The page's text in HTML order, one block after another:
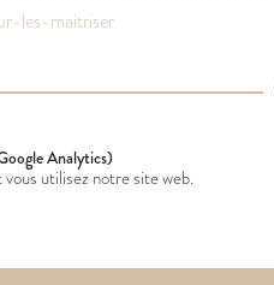
les-maitriser
Analytics)
utilisez notre site web.